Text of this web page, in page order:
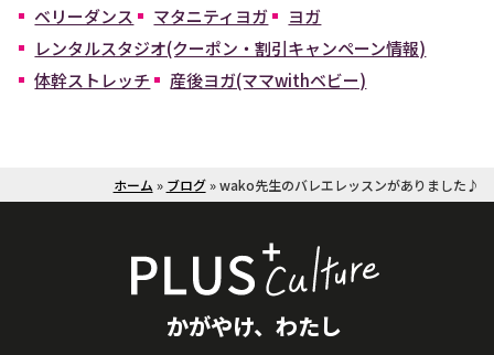
ベリーダンス
マタニティヨガ
ヨガ
レンタルスタジオ(クーポン・割引キャンペーン情報)
体幹ストレッチ
産後ヨガ(ママwithベビー)
ホーム » ブログ»wako先生のバレエレッスンがありました♪
かがやけ、わたし